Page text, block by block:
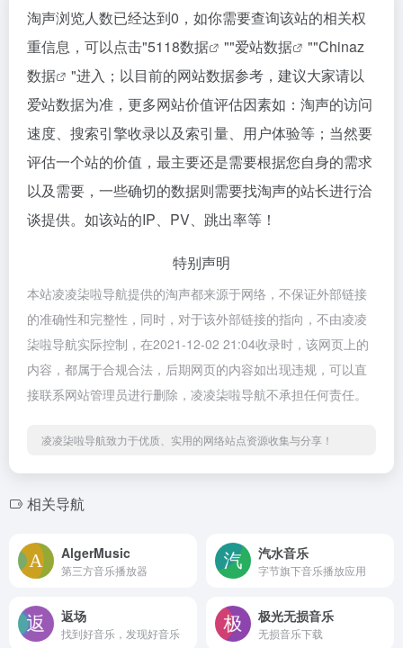
淘声浏览人数已经达到0，如你需要查询该站的相关权
重信息，可以点击"5118数据 ""爱站数据 ""Chinaz
数据
"进入；以目前的网站数据参考，建议大家请以
爱站数据为准，更多网站价值评估因素如：淘声的访问
速度、搜索引擎收录以及索引量、用户体验等；当然要
评估一个站的价值，最主要还是需要根据您自身的需求
以及需要，一些确切的数据则需要找淘声的站长进行洽
谈提供。如该站的IP、PV、跳出率等！
特别声明
本站凌凌柒啦导航提供的淘声都来源于网络，不保证外部链接
的准确性和完整性，同时，对于该外部链接的指向，不由凌凌
柒啦导航实际控制，在2021-12-02 21:04收录时，该网页上的
内容，都属于合规合法，后期网页的内容如出现违规，可以直
接联系网站管理员进行删除，凌凌柒啦导航不承担任何责任。
凌凌柒啦导航致力于优质、实用的网络站点资源收集与分享！
相关导航
AlgerMusic
第三方音乐播放器
汽水音乐
字节旗下音乐播放应用
返场
找到好音乐，发现好音乐
极光无损音乐
无损音乐下载